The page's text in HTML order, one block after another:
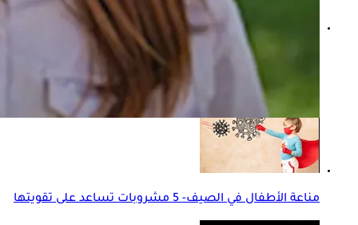
بدون أدوية- 7 نصائح للوقاية من تكرار حصوات الكلى في
مناعة الأطفال في الصيف- 5 مشروبات تساعد على تقويتها